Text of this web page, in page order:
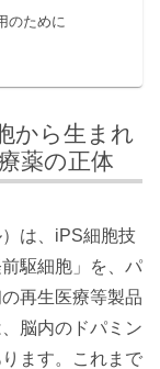
のために
から生まれ
薬の正体
は、iPS細胞技
駆細胞」を、パ
再生医療等製品
脳内のドパミン
ます。これまで